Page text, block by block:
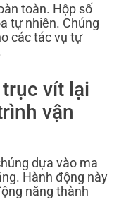
toàn. Hộp số
tự nhiên. Chúng
các tác vụ tự
vít lại
vận
dựa vào ma
Hành động này
năng thành